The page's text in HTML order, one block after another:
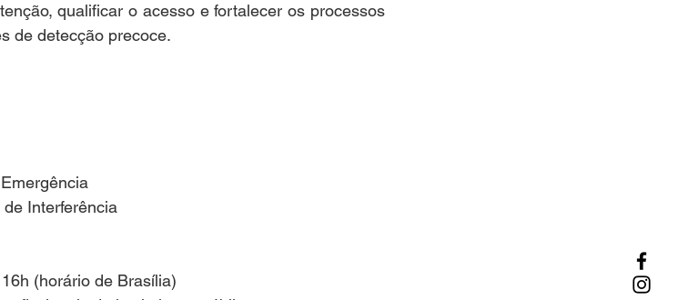
qualificar o acesso e fortalecer os processos
de detecção precoce.
Interferência
(horário de Brasília)